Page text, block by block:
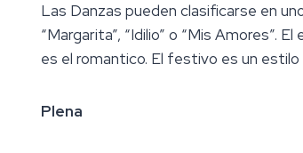
Las Danzas pueden clasificarse en
“Margarita”, “Idilio” o “Mis Amores”.
es el romantico. El festivo es un estilo
Plena